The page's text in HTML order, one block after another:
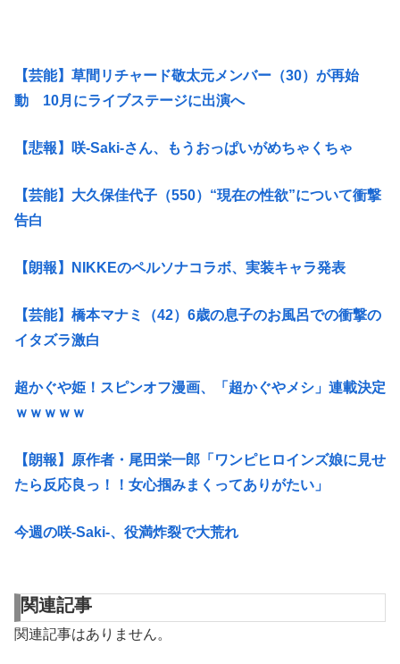
【芸能】草間リチャード敬太元メンバー（30）が再始
動 10月にライブステージに出演へ
【悲報】咲-Saki-さん、もうおっぱいがめちゃくちゃ
【芸能】大久保佳代子（550）“現在の性欲”について衝撃
告白
【朗報】NIKKEのペルソナコラボ、実装キャラ発表
【芸能】橋本マナミ（42）6歳の息子のお風呂での衝撃の
イタズラ激白
超かぐや姫！スピンオフ漫画、「超かぐやメシ」連載決定
ｗｗｗｗｗ
【朗報】原作者・尾田栄一郎「ワンピヒロインズ娘に見せ
たら反応良っ！！女心掴みまくってありがたい」
今週の咲-Saki-、役満炸裂で大荒れ
関連記事
関連記事はありません。